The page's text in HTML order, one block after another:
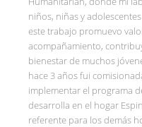
niños, niñas y
este trabajo promuevo
acompañamiento,
bienestar de muchos
hace 3 años fui
implementar el programa
desarrolla en el hogar
referente para los demás